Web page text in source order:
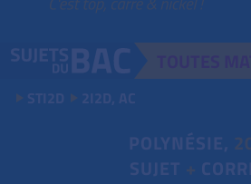
STI2D 2I2D, AC
POLYNÉSIE,
SUJET +